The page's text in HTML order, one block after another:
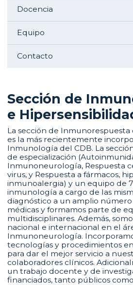
Docencia
Equipo
Contacto
Sección de
e
La sección de Inmunorespuesta
es la más recientemente
Inmunología del CDB. La
de especialización
Inmunoneurología, Respuesta
virus, y Respuesta a fármacos,
inmunoalergia) y un equipo de
inmunología a cargo de las
diagnóstico a un amplio número
médicas y formamos parte de
multidisciplinares. Además,
nacional e internacional en el
Inmunoneurología.
tecnologías y procedimientos
para dar el mejor servicio a
colaboradores clínicos.
un trabajo docente y de
financiados, tanto públicos